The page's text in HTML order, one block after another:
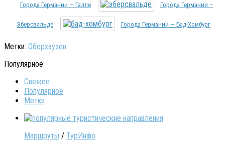
Города Германии — Галле Города Германии –
Эберсвальде Города Германии — Бад-Хомбург
Метки: Оберхаузен
Популярное
Свежее
Популярное
Метки
Маршруты / ТурИнфо